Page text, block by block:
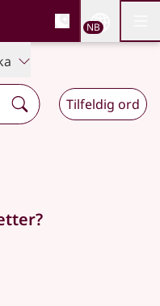
og
NB
Tilfeldig ord